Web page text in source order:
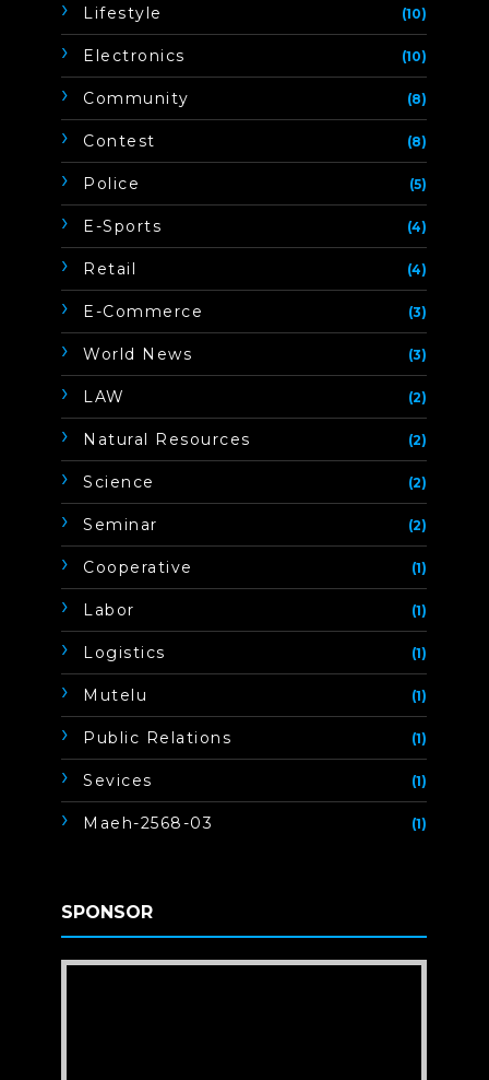
Lifestyle (10)
Electronics (10)
Community (8)
Contest (8)
Police (5)
E-Sports (4)
Retail (4)
E-Commerce (3)
World News (3)
LAW (2)
Natural Resources (2)
Science (2)
Seminar (2)
Cooperative (1)
Labor (1)
Logistics (1)
Mutelu (1)
Public Relations (1)
Sevices (1)
Maeh-2568-03 (1)
SPONSOR